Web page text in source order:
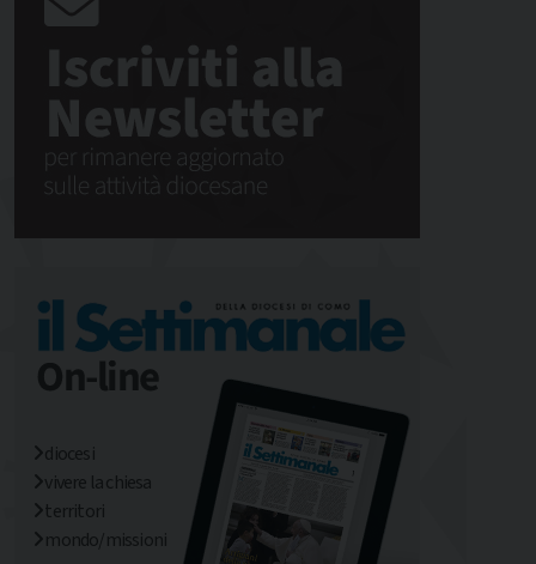
diocesi
vivere la chiesa
territori
mondo/missioni